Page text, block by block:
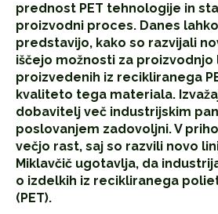
prednost PET tehnologije in
proizvodni proces. Danes
predstavijo, kako so razvijali
iščejo možnosti za proizvodnjo
proizvedenih iz recikliranega
kvaliteto tega materiala.
dobavitelj več industrijskim
poslovanjem zadovoljni. V
večjo rast, saj so razvili novo
Miklavčič ugotavlja, da
o izdelkih iz recikliranega
(PET).